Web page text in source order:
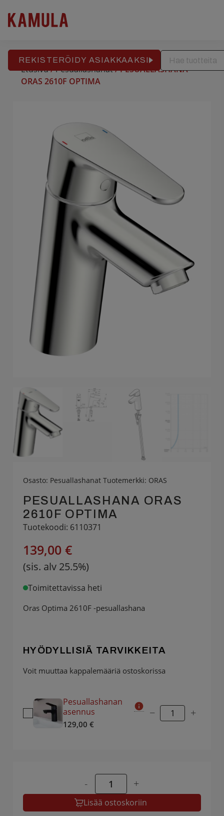
sisältöön
APTEEKKITALO
REKISTERÖIDY ASIAKKAAKSI
Etusivu/Pesuallashanat/ PESUALLASHANA
ORAS 2610F OPTIMA
Osasto: Pesuallashanat Tuotemerkki: ORAS
PESUALLASHANA ORAS
2610F OPTIMA
Tuotekoodi: 6110371
139,00 €
(sis. alv 25.5%)
Toimitettavissa heti
Oras Optima 2610F -pesuallashana
HYÖDYLLISIÄ TARVIKKEITA
Voit muuttaa kappalemääriä ostoskorissa
Pesuallashanan
asennus
129,00 €
− +
- +
Lisää ostoskoriin